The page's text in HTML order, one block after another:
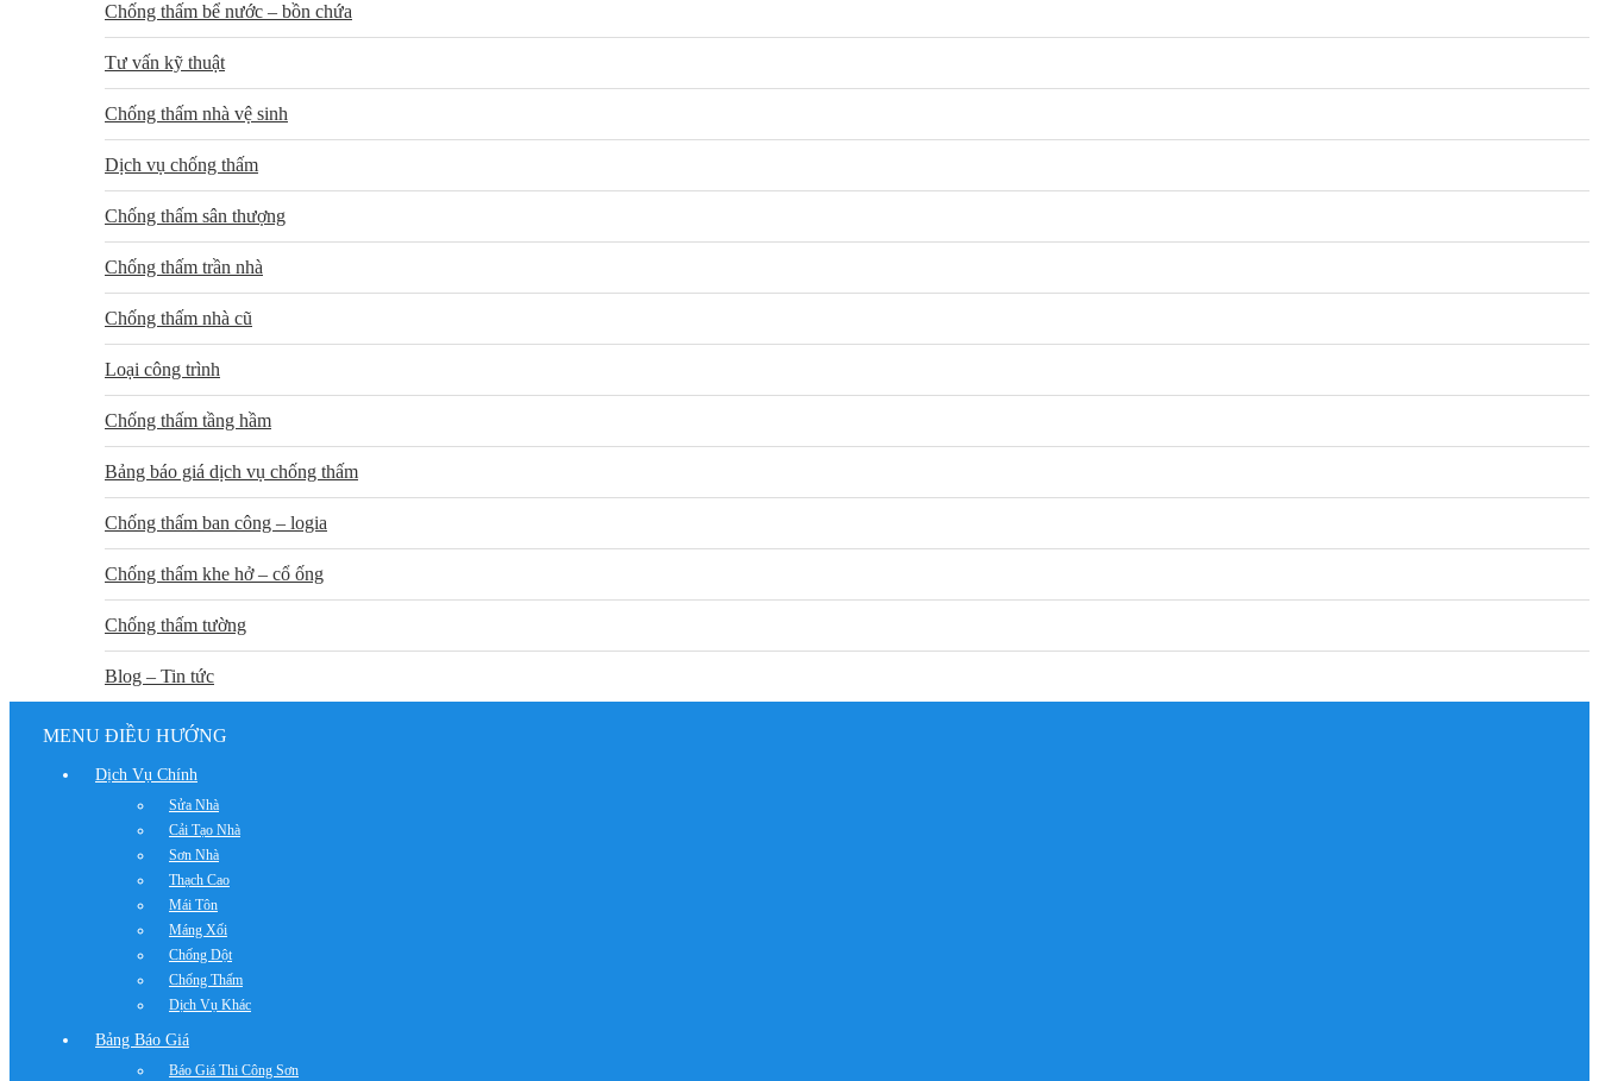
Chống thấm bể nước – bồn chứa
Tư vấn kỹ thuật
Chống thấm nhà vệ sinh
Dịch vụ chống thấm
Chống thấm sân thượng
Chống thấm trần nhà
Chống thấm nhà cũ
Loại công trình
Chống thấm tầng hầm
Bảng báo giá dịch vụ chống thấm
Chống thấm ban công – logia
Chống thấm khe hở – cổ ống
Chống thấm tường
Blog – Tin tức
MENU ĐIỀU HƯỚNG
Dịch Vụ Chính
Sửa Nhà
Cải Tạo Nhà
Sơn Nhà
Thạch Cao
Mái Tôn
Máng Xối
Chống Dột
Chống Thấm
Dịch Vụ Khác
Bảng Báo Giá
Báo Giá Thi Công Sơn